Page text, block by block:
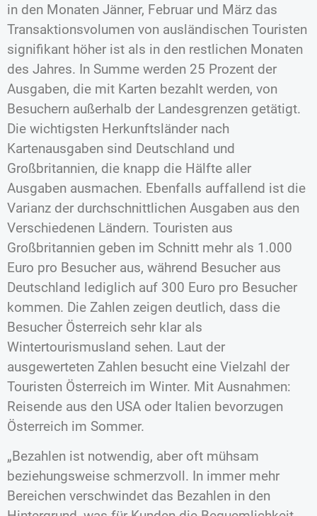
in den Monaten Jänner, Februar und März das
Transaktionsvolumen von ausländischen Touristen
signifikant höher ist als in den restlichen Monaten
des Jahres. In Summe werden 25 Prozent der
Ausgaben, die mit Karten bezahlt werden, von
Besuchern außerhalb der Landesgrenzen getätigt.
Die wichtigsten Herkunftsländer nach
Kartenausgaben sind Deutschland und
Großbritannien, die knapp die Hälfte aller
Ausgaben ausmachen. Ebenfalls auffallend ist die
Varianz der durchschnittlichen Ausgaben aus den
Verschiedenen Ländern. Touristen aus
Großbritannien geben im Schnitt mehr als 1.000
Euro pro Besucher aus, während Besucher aus
Deutschland lediglich auf 300 Euro pro Besucher
kommen. Die Zahlen zeigen deutlich, dass die
Besucher Österreich sehr klar als
Wintertourismusland sehen. Laut der
ausgewerteten Zahlen besucht eine Vielzahl der
Touristen Österreich im Winter. Mit Ausnahmen:
Reisende aus den USA oder Italien bevorzugen
Österreich im Sommer.
„Bezahlen ist notwendig, aber oft mühsam
beziehungsweise schmerzvoll. In immer mehr
Bereichen verschwindet das Bezahlen in den